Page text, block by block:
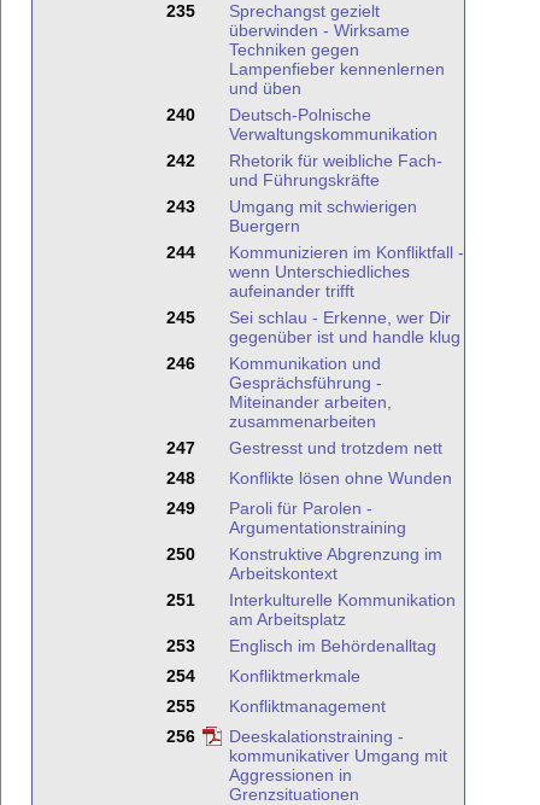
235
Sprechangst gezielt
überwinden - Wirksame
Techniken gegen
Lampenfieber kennenlernen
und üben
240
Deutsch-Polnische
Verwaltungskommunikation
242
Rhetorik für weibliche Fach-
und Führungskräfte
243
Umgang mit schwierigen
Buergern
244
Kommunizieren im Konfliktfall -
wenn Unterschiedliches
aufeinander trifft
245
Sei schlau - Erkenne, wer Dir
gegenüber ist und handle klug
246
Kommunikation und
Gesprächsführung -
Miteinander arbeiten,
zusammenarbeiten
247
Gestresst und trotzdem nett
248
Konflikte lösen ohne Wunden
249
Paroli für Parolen -
Argumentationstraining
250
Konstruktive Abgrenzung im
Arbeitskontext
251
Interkulturelle Kommunikation
am Arbeitsplatz
253
Englisch im Behördenalltag
254
Konfliktmerkmale
255
Konfliktmanagement
256
Deeskalationstraining -
kommunikativer Umgang mit
Aggressionen in
Grenzsituationen